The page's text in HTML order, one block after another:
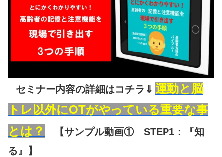
セミナー内容の詳細はコチラ⇓ 運動と脳
トレ以外にOTがやっている重要な事
とは？
【サンプル動画① STEP1：『知
る』】